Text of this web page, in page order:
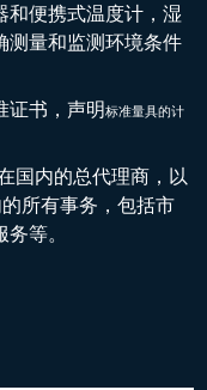
和便携式温度计，湿
测量和监测环境条件
证书，声明标准量具的计
国内的总代理商，以
所有事务，包括市
等。